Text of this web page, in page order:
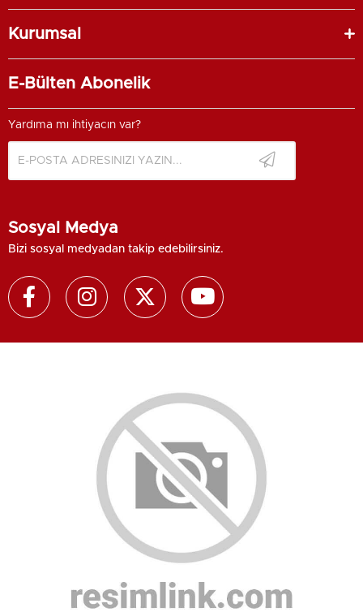
Kurumsal
E-Bülten Abonelik
Yardıma mı ihtiyacın var?
Sosyal Medya
Bizi sosyal medyadan takip edebilirsiniz.